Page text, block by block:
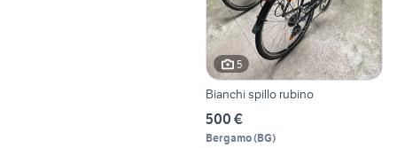
5
Bianchi spillo rubino
500 €
Bergamo(BG)